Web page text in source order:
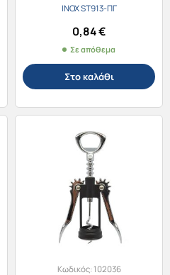
ΙΝΟΧ ST913-ΠΓ
0,84€
Σε απόθεμα
Στο καλάθι
Κωδικός:102036